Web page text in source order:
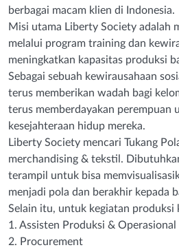
berbagai macam klien di Indonesia.
Misi utama Liberty Society adalah
melalui program training dan
meningkatkan kapasitas produksi
Sebagai sebuah kewirausahaan
terus memberikan wadah bagi
terus memberdayakan perempuan
kesejahteraan hidup mereka.
Liberty Society mencari Tukang
merchandising & tekstil.
terampil untuk bisa
menjadi pola dan berakhir kepada
Selain itu, untuk kegiatan produksi
1. Assisten Produksi & Operasional
2. Procurement